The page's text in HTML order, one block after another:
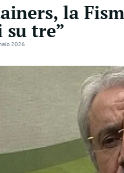
la
su tre”
2026